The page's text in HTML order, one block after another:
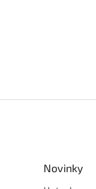
Novinky